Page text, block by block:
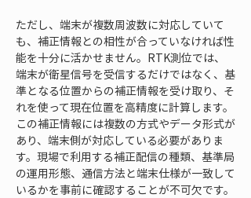
ただし、端末が複数周波数に対応していて
も、補正情報との相性が合っていなければ性
能を十分に活かせません。RTK測位では、
端末が衛星信号を受信するだけではなく、基
準となる位置からの補正情報を受け取り、そ
れを使って現在位置を高精度に計算します。
この補正情報には複数の方式やデータ形式が
あり、端末側が対応している必要がありま
す。現場で利用する補正配信の種類、基準局
の運用形態、通信方法と端末仕様が一致して
いるかを事前に確認することが不可欠です。